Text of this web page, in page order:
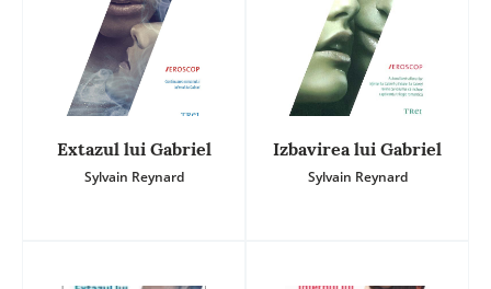
Extazul lui Gabriel
Sylvain Reynard
Izbavirea lui Gabriel
Sylvain Reynard